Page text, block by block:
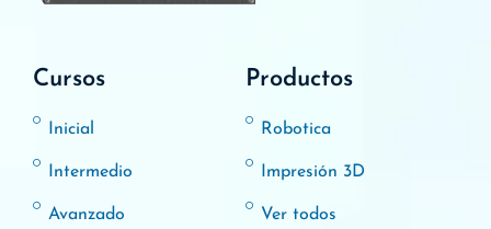
Cursos
Inicial
Intermedio
Avanzado
Productos
Robotica
Impresión 3D
Ver todos